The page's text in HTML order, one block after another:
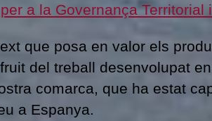
a la Governança Territorial
que posa en valor els
del treball desenvolupat
comarca, que ha estat
a Espanya.